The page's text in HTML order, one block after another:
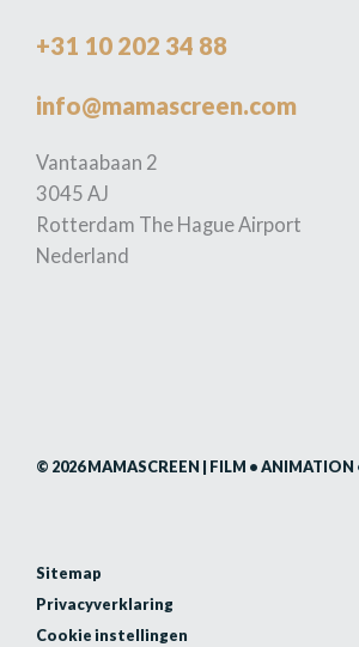
+31 10 202 34 88
info@mamascreen.com
Vantaabaan 2
3045 AJ
Rotterdam The Hague Airport
Nederland
© 2026 MAMASCREEN | FILM • ANIMATION
Sitemap
Privacyverklaring
Cookie instellingen